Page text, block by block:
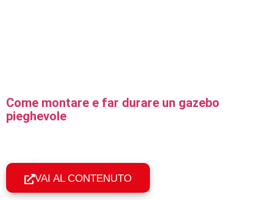
Come montare e far durare un gazebo
pieghevole
VAI AL CONTENUTO